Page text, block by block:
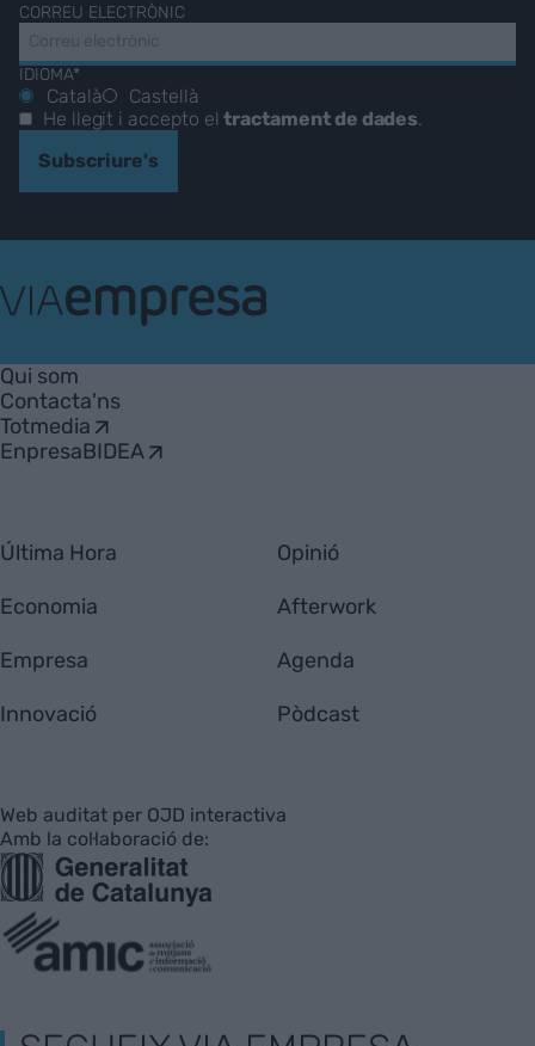
CORREU ELECTRÒNIC
IDIOMA*
Català
Castellà
He llegit i accepto eltractament de dades.
Subscriure's
Empresa
Qui som
Contacta'ns
Totmedia
EnpresaBIDEA
Última Hora
Economia
Empresa
Innovació
Opinió
Afterwork
Agenda
Pòdcast
Web auditat per OJD interactiva
Amb la col·laboració de: